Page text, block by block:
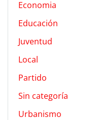
Economia
Educación
Juventud
Local
Partido
Sin categoría
Urbanismo